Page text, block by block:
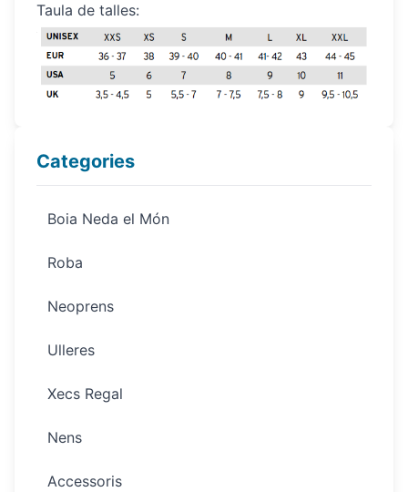
Categories
Boia Neda el Món
Roba
Neoprens
Ulleres
Xecs Regal
Nens
Accessoris
Taula de talles: